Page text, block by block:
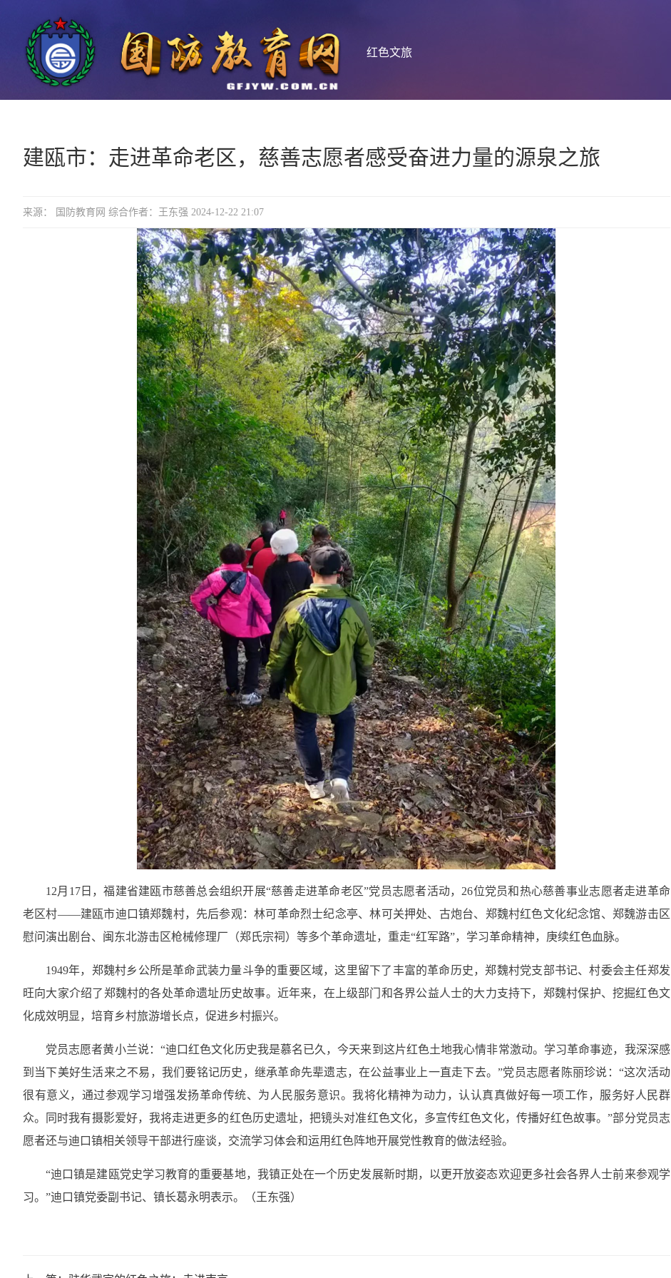
红色文旅
建瓯市：走进革命老区，慈善志愿者感受奋进力量的源泉之旅
来源： 国防教育网 综合作者：王东强 2024-12-22 21:07
12月17日，福建省建瓯市慈善总会组织开展“慈善走进革命老区”党员志愿者活动，26位党员和热心慈善事业志愿者走进革命
老区村——建瓯市迪口镇郑魏村，先后参观：林可革命烈士纪念亭、林可关押处、古炮台、郑魏村红色文化纪念馆、郑魏游击区
慰问演出剧台、闽东北游击区枪械修理厂（郑氏宗祠）等多个革命遗址，重走“红军路”，学习革命精神，庚续红色血脉。
1949年，郑魏村乡公所是革命武装力量斗争的重要区域，这里留下了丰富的革命历史，郑魏村党支部书记、村委会主任郑发
旺向大家介绍了郑魏村的各处革命遗址历史故事。近年来，在上级部门和各界公益人士的大力支持下，郑魏村保护、挖掘红色文
化成效明显，培育乡村旅游增长点，促进乡村振兴。
党员志愿者黄小兰说：“迪口红色文化历史我是慕名已久，今天来到这片红色土地我心情非常激动。学习革命事迹，我深深感
到当下美好生活来之不易，我们要铭记历史，继承革命先辈遗志，在公益事业上一直走下去。”党员志愿者陈丽珍说：“这次活动
很有意义，通过参观学习增强发扬革命传统、为人民服务意识。我将化精神为动力，认认真真做好每一项工作，服务好人民群
众。同时我有摄影爱好，我将走进更多的红色历史遗址，把镜头对准红色文化，多宣传红色文化，传播好红色故事。”部分党员志
愿者还与迪口镇相关领导干部进行座谈，交流学习体会和运用红色阵地开展党性教育的做法经验。
“迪口镇是建瓯党史学习教育的重要基地，我镇正处在一个历史发展新时期，以更开放姿态欢迎更多社会各界人士前来参观学
习。”迪口镇党委副书记、镇长葛永明表示。（王东强）